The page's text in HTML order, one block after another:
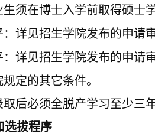
生须在博士入学前取得硕士
：详见招生学院发布的申请
：详见招生学院发布的申请
定的其它条件。
取后必须全脱产学习至少三
选拔程序